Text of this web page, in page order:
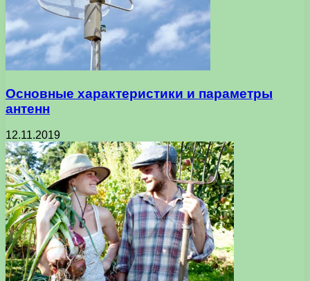
Основные характеристики и параметры
антенн
12.11.2019